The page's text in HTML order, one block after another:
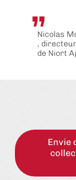
Nicolas
,
de Niort
Envie